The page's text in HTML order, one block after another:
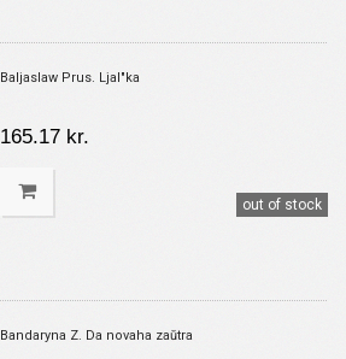
Baljaslaw Prus. Ljal"ka
165.17 kr.
out of stock
Bandaryna Z. Da novaha zaŭtra